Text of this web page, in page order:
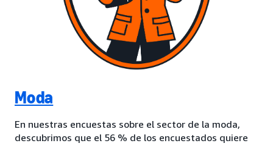
Moda
En nuestras encuestas sobre el sector de la moda,
descubrimos que el 56 % de los encuestados quiere